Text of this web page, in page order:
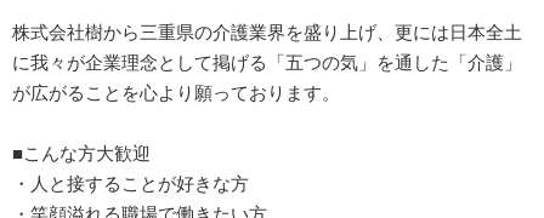
株式会社樹から三重県の介護業界を盛り上げ、更には日本全土
に我々が企業理念として掲げる「五つの気」を通した「介護」
が広がることを心より願っております。
■こんな方大歓迎
・人と接することが好きな方